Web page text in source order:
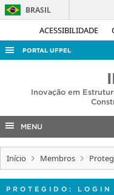
ACESSIBILIDADE
BRASIL
PORTAL UFPEL
AUDITORIA
Inovação em
MENU
Início Membros
PROTEGIDO: LOGIN